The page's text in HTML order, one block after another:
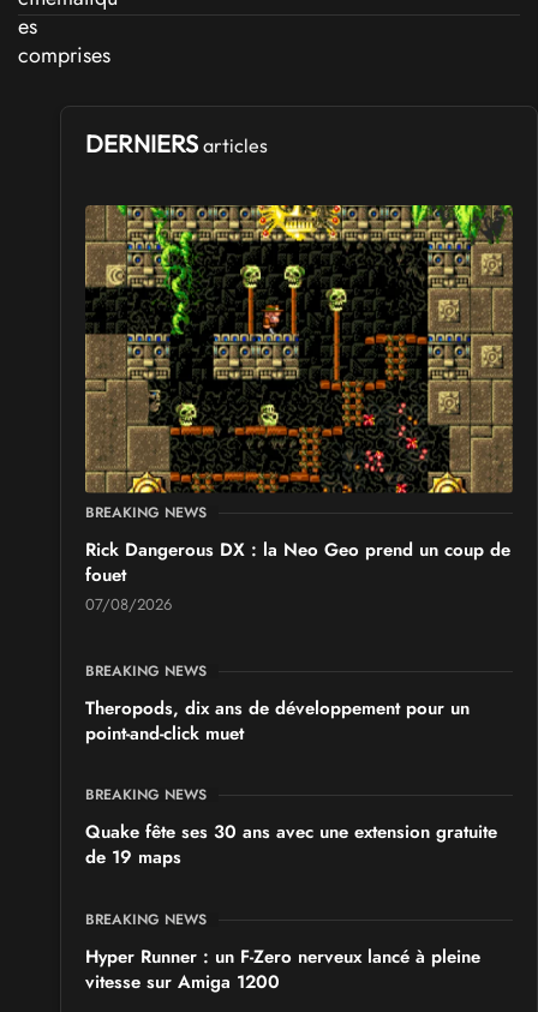
DERNIERS articles
BREAKING NEWS
Rick Dangerous DX : la Neo Geo prend un coup de
fouet
07/08/2026
BREAKING NEWS
Theropods, dix ans de développement pour un
point-and-click muet
BREAKING NEWS
Quake fête ses 30 ans avec une extension gratuite
de 19 maps
BREAKING NEWS
Hyper Runner : un F-Zero nerveux lancé à pleine
vitesse sur Amiga 1200